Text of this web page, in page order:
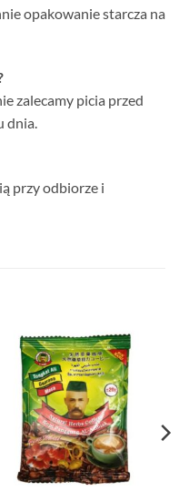
opakowanie starcza na
zalecamy picia przed
dnia.
przy odbiorze i